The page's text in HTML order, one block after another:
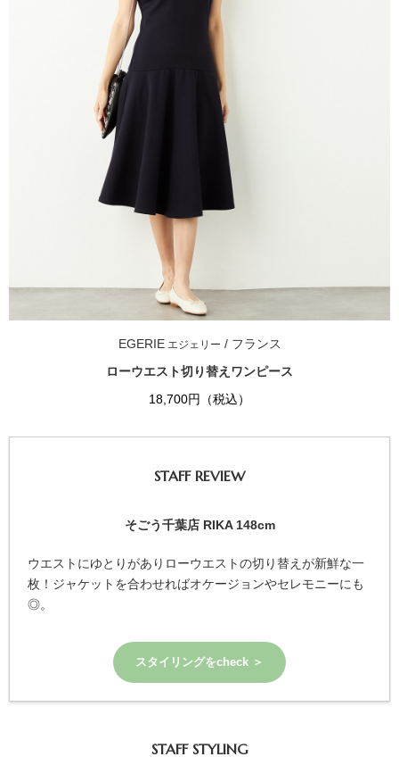
EGERIEエジェリー / フランス
ローウエスト切り替えワンピース
18,700円（税込）
STAFF REVIEW
そごう千葉店 RIKA 148cm
ウエストにゆとりがありローウエストの切り替えが新鮮な一
枚！ジャケットを合わせればオケージョンやセレモニーにも
◎。
スタイリングをcheck ＞
STAFF STYLING